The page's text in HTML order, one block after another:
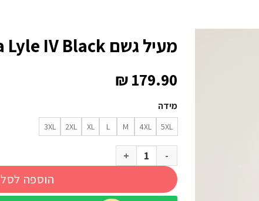
מעיל גשם Regatta Lyle IV Black גברים
₪179.90
מידה
5XL
4XL
M
L
XL
2XL
3XL
כמות של מעיל גשם Regatta Lyle IV Black גברים
הוספה לסל